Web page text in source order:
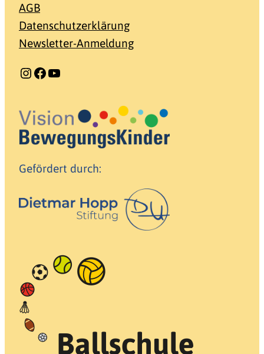
AGB
Datenschutzerklärung
Newsletter-Anmeldung
Instagram Facebook YouTube
Gefördert durch: